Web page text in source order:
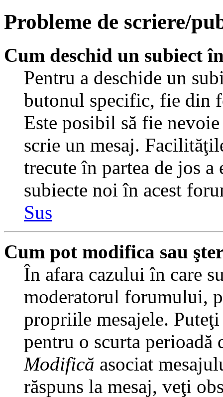
Probleme de scriere/
Cum deschid un subiect
Pentru a deschide un
butonul specific, fie din
Este posibil să fie
scrie un mesaj.
trecute în partea de jos
subiecte noi în acest
Sus
Cum pot modifica sau
În afara cazului în care
moderatorul forumului,
propriile mesajele.
pentru o scurta perioadă
Modifică asociat
răspuns la mesaj, veţi